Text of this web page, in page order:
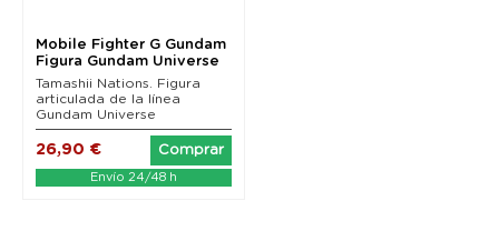
Mobile Fighter G Gundam
Figura Gundam Universe
GF13-001 NHII...
Tamashii Nations. Figura
articulada de la línea
Gundam Universe
26,90 € Comprar
Envío 24/48 h